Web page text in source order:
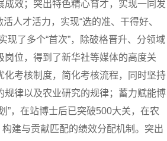
效；突出特色精心育才，实现一同发
人才活力，实现“选的准、干得好、
现了多个“首次”，除破格晋升、分领域
位，得到了新华社等媒体的高度关
考核制度，简化考核流程，同时坚持
律以及农业研究的规律；蓄力赋能博
”，在站博士后已突破500大关，在农
建与贡献匹配的绩效分配机制。突出